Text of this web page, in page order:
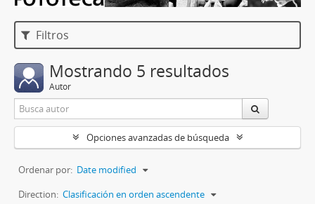
Filtros
Mostrando 5 resultados
Autor
Opciones avanzadas de búsqueda
Ordenar por: Date modified
Direction: Clasificación en orden ascendente